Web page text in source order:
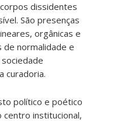
dissidentes
São presenças
orgânicas e
de normalidade e
curadoria.
político e poético
centro institucional,